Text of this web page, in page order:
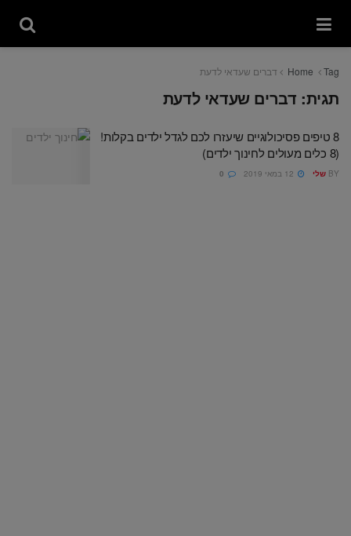
Home Tag דברים שעדאי לדעת
תגית: דברים שעדאי לדעת
8 טיפים פסיכולוגיים שיעזרו לכם לגדל ילדים בקלות!
(8 כלים מעולים לחינוך ילדים)
BY שלי